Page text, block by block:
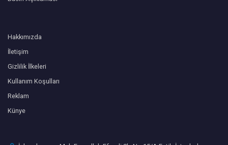
Hakkımızda
İletişim
Gizlilik İlkeleri
Kullanım Koşulları
Reklam
Künye